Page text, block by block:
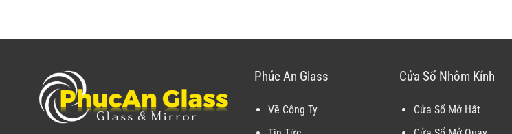
Phúc An Glass
Về Công Ty
Cửa Sổ Nhôm Kính
Cửa Sổ Mở Hất